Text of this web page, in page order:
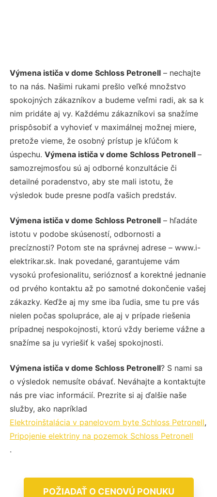
Výmena ističa v dome Schloss Petronell – nechajte
to na nás. Našimi rukami prešlo veľké množstvo
spokojných zákazníkov a budeme veľmi radi, ak sa k
nim pridáte aj vy. Každému zákazníkovi sa snažíme
prispôsobiť a vyhovieť v maximálnej možnej miere,
pretože vieme, že osobný prístup je kľúčom k
úspechu. Výmena ističa v dome Schloss Petronell –
samozrejmosťou sú aj odborné konzultácie či
detailné poradenstvo, aby ste mali istotu, že
výsledok bude presne podľa vašich predstáv.
Výmena ističa v dome Schloss Petronell – hľadáte
istotu v podobe skúseností, odbornosti a
precíznosti? Potom ste na správnej adrese – www.i-
elektrikar.sk. Inak povedané, garantujeme vám
vysokú profesionalitu, serióznosť a korektné jednanie
od prvého kontaktu až po samotné dokončenie vašej
zákazky. Keďže aj my sme iba ľudia, sme tu pre vás
nielen počas spolupráce, ale aj v prípade riešenia
prípadnej nespokojnosti, ktorú vždy berieme vážne a
snažíme sa ju vyriešiť k vašej spokojnosti.
Výmena ističa v dome Schloss Petronell? S nami sa
o výsledok nemusíte obávať. Neváhajte a kontaktujte
nás pre viac informácií. Prezrite si aj ďalšie naše
služby, ako napríklad
Elektroinštalácia v panelovom byte Schloss Petronell,
Pripojenie elektriny na pozemok Schloss Petronell
.
POŽIADAŤ O CENOVÚ PONUKU